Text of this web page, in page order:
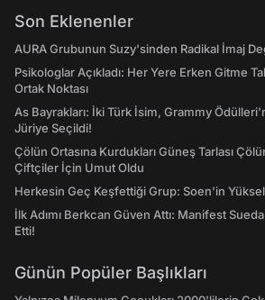
Son Eklenenler
AURA Grubunun Suzy'sinden Radikal İmaj
Psikologlar Açıkladı: Her Yere Erken Gitme
Ortak Noktası
As Bayrakları: İki Türk İsim, Grammy
Jüriye Seçildi!
Çölün Ortasına Kurdukları Güneş Tarlası
Çiftçiler İçin Umut Oldu
Herkesin Geç Keşfettiği Grup: Soen'in
İlk Adımı Berkcan Güven Attı: Manifest
Etti!
Günün Popüler Başlıkları